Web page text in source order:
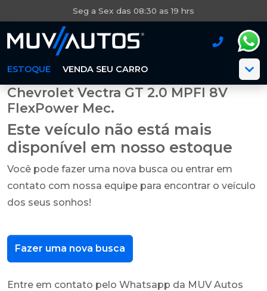
Seg a Sex das 08:30 as 19 hrs
ESTOQUE VENDA SEU CARRO
Chevrolet Vectra GT 2.0 MPFI 8V
FlexPower Mec.
Este veículo não está mais
disponível em nosso estoque
Você pode fazer uma nova busca ou entrar em
contato com nossa equipe para encontrar o veículo
dos seus sonhos!
Fazer uma nova busca
Entre em contato pelo Whatsapp da MUV Autos